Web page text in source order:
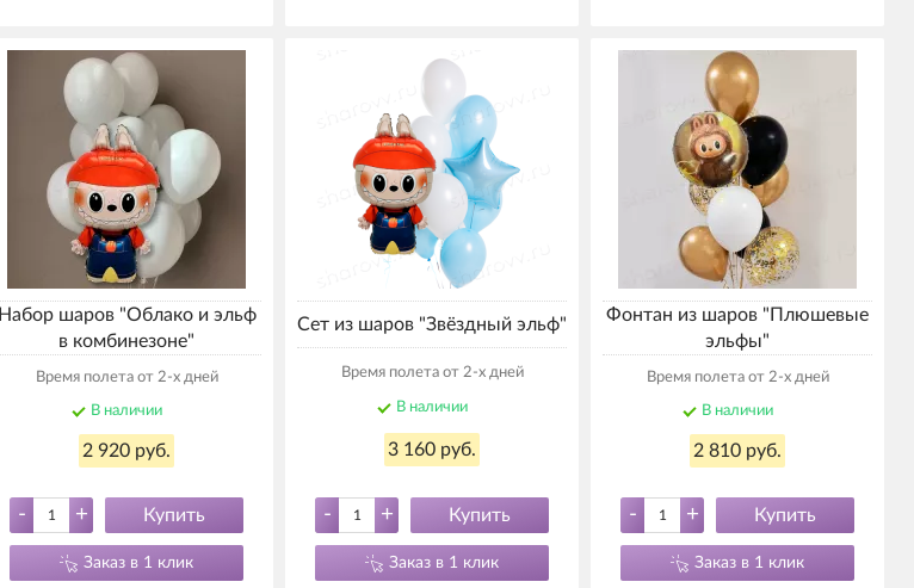
Набор шаров "Облако и эльф
в комбинезоне"
Время полета от 2-х дней
В наличии
2 920 руб.
- + Купить
Заказ в 1 клик
Сет из шаров "Звёздный эльф"
Время полета от 2-х дней
В наличии
3 160 руб.
- + Купить
Заказ в 1 клик
Фонтан из шаров "Плюшевые
эльфы"
Время полета от 2-х дней
В наличии
2 810 руб.
- + Купить
Заказ в 1 клик